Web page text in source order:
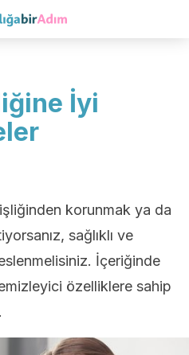
İyi
korunmak ya da
sağlıklı ve
İçeriğinde
özelliklere sahip